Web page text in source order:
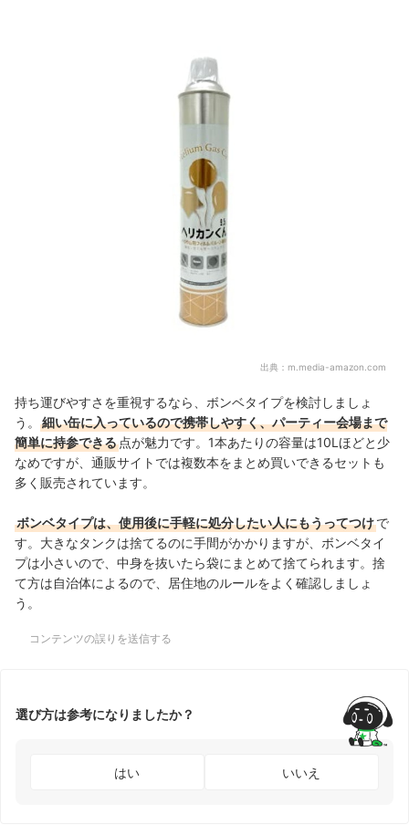
出典： m.media-amazon.com
持ち運びやすさを重視するなら、ボンベタイプを検討しましょ
う。
細い缶に入っているので携帯しやすく、パーティー会場まで
簡単に持参できる点が魅力です。1本あたりの容量は10Lほどと少
なめですが、通販サイトでは複数本をまとめ買いできるセットも
多く販売されています。
ボンベタイプは、使用後に手軽に処分したい人にもうってつけで
す。大きなタンクは捨てるのに手間がかかりますが、ボンベタイ
プは小さいので、中身を抜いたら袋にまとめて捨てられます。捨
て方は自治体によるので、居住地のルールをよく確認しましょ
う。
コンテンツの誤りを送信する
選び方は参考になりましたか？
はい いいえ